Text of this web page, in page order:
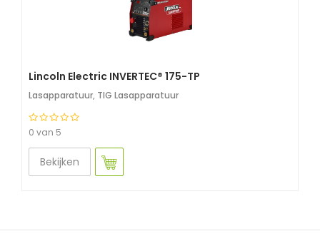
Lincoln Electric INVERTEC® 175-TP
Lasapparatuur, TIG Lasapparatuur
0 van 5
Bekijken